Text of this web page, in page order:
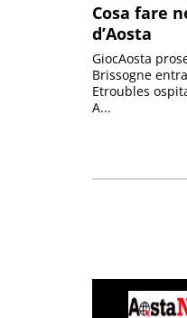
Cosa fare
d’Aosta
GiocAosta
Brissogne
Etroubles
A...